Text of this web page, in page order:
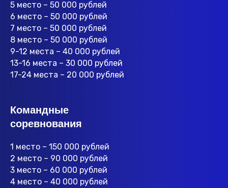
5 место – 50 000 рублей
6 место – 50 000 рублей
7 место – 50 000 рублей
8 место – 50 000 рублей
9-12 места – 40 000 рублей
13-16 места – 30 000 рублей
17-24 места – 20 000 рублей
Командные
соревнования
1 место – 150 000 рублей
2 место – 90 000 рублей
3 место – 60 000 рублей
4 место – 40 000 рублей